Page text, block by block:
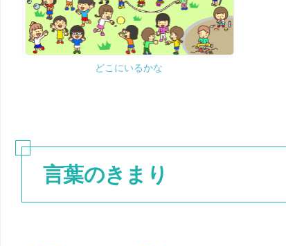
どこにいるかな
言葉のきまり